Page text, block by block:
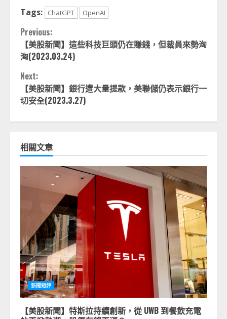
Tags: ChatGPT OpenAI
Continue
Reading
Previous:
【美股新聞】這些科技巨頭仍在賺錢，但裁員來勢洶
洶(2023.03.24)
Next:
【美股新聞】銀行遭大量提款，美聯儲仍表示銀行一
切安全(2023.3.27)
相關文章
新聞短評
【美股新聞】特斯拉持續創新，從 UWB 到餐飲充電